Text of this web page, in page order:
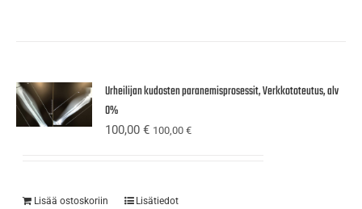
Urheilijan kudosten paranemisprosessit, Verkkototeutus, alv
0%
100,00€ 100,00€
Lisää ostoskoriin Lisätiedot